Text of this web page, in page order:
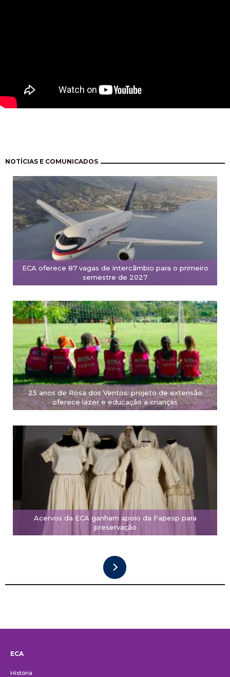
NOTÍCIAS E COMUNICADOS
ECA oferece 87 vagas de intercâmbio para o primeiro
semestre de 2027
25 anos de Rosa dos Ventos: projeto de extensão
oferece lazer e educação a crianças
Acervos da ECA ganham apoio da Fapesp para
preservação
Paginação
ECA
História